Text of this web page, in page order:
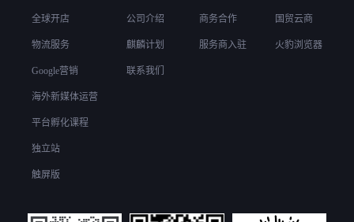
全球开店
物流服务
Google营销
海外新媒体运营
平台孵化课程
独立站
触屏版
公司介绍
麒麟计划
联系我们
商务合作
服务商入驻
国贸云商
火豹浏览器